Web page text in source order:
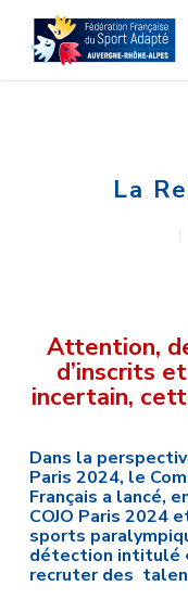
main
content
La
Attention,
d’inscrits
incertain,
Dans la
Paris 2024, le
Français a lancé,
COJO Paris 2024
sports
détection intitulé
recruter des